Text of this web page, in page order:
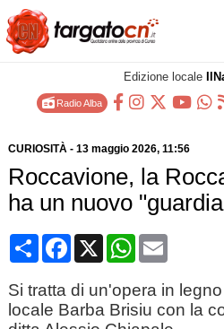
Edizione locale
Radio Alba
CURIOSITÀ- 13 maggio 2026, 11:56
Roccavione, la
ha un nuovo
CondividiFacebook
X WhatsApp
Email
Si tratta di un'opera in
locale Barba Brisiu con la